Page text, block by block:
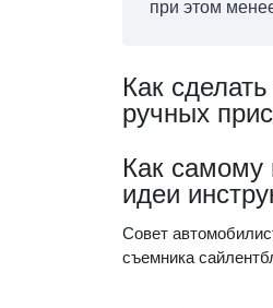
при этом
Как
ручных
Как самому
идеи
Совет
съемника